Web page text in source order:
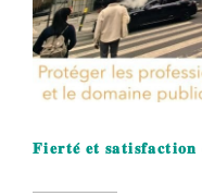
𝐅𝐢𝐞𝐫𝐭𝐞́ 𝐞𝐭